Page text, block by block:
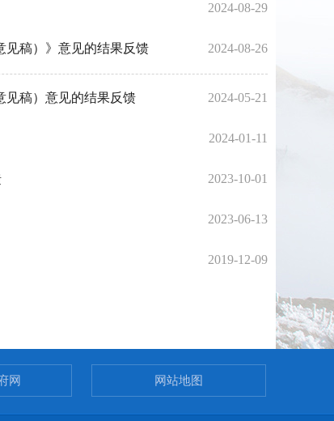
2024-08-29
2024-08-26
见稿）》意见的结果反馈
2024-05-21
见稿）意见的结果反馈
2024-01-11
2023-10-01
2023-06-13
2019-12-09
网 网站地图